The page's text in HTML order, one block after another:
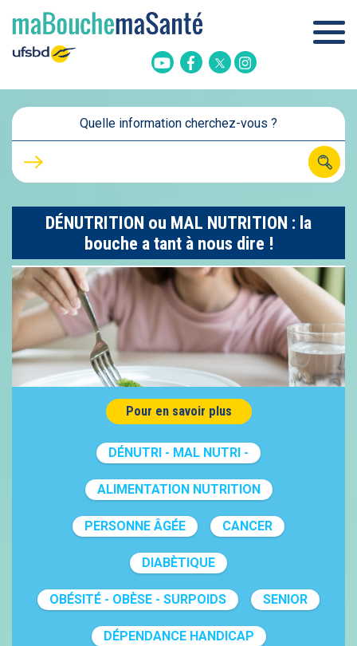
YoutubeFacebook
TwitterInstagram
Quelle information cherchez-vous ?
DÉNUTRITION ou MAL NUTRITION : la
bouche a tant à nous dire !
Pour en savoir plus
DÉNUTRI - MAL NUTRI -
ALIMENTATION NUTRITION
PERSONNE ÂGÉE CANCER
DIABÈTIQUE
OBÉSITÉ - OBÈSE - SURPOIDS SENIOR
DÉPENDANCE HANDICAP